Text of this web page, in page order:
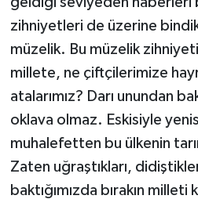
zihniyetleri de üzerine
müzelik. Bu müzelik
millete, ne çiftçilerimize
atalarımız? Darı unundan
oklava olmaz. Eskisiyle
muhalefetten bu ülkenin
Zaten uğraştıkları,
baktığımızda bırakın